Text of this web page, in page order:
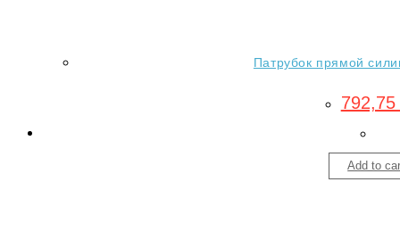
Патрубок прямой
792,75
Add to